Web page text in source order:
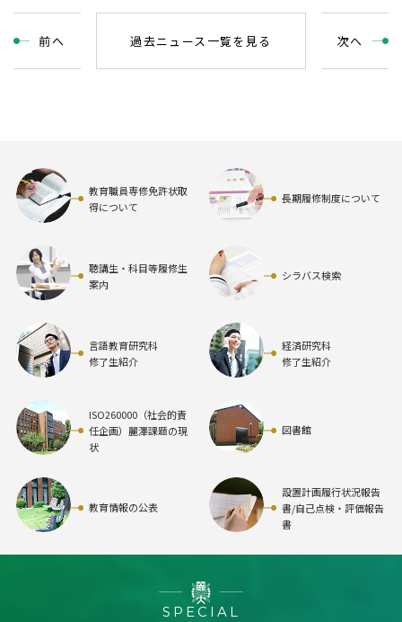
前へ 過去ニュース一覧を見る 次へ
教育職員専修免許状取
得について
長期履修制度について
聴講生・科目等履修生
案内
シラバス検索
言語教育研究科
修了生紹介
経済研究科
修了生紹介
ISO260000（社会的責
任企画）麗澤課題の現
状
図書館
教育情報の公表
設置計画履行状況報告
書/自己点検・評価報告
書
SPECIAL